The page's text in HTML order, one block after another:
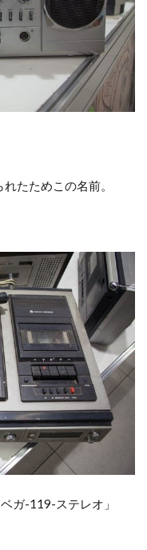
たためこの名前。
ガ-119-ステレオ」